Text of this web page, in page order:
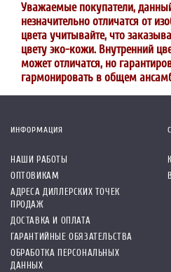
Уважаемые покупатели,
незначительно отличатся от
цвета учитывайте, что
цвету эко-кожи. Внутренний
может отличатся, но
гармонировать в общем
ИНФОРМАЦИЯ
НАШИ РАБОТЫ
ОПТОВИКАМ
АДРЕСА ДИЛЛЕРСКИХ ТОЧЕК
ПРОДАЖ
ДОСТАВКА И ОПЛАТА
ГАРАНТИЙНЫЕ ОБЯЗАТЕЛЬСТВА
ОБРАБОТКА ПЕРСОНАЛЬНЫХ
ДАННЫХ